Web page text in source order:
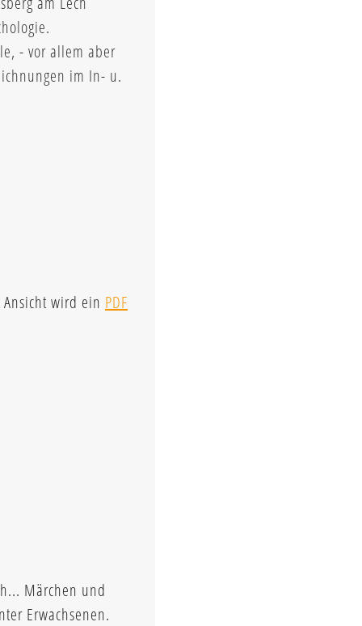
- vor allem aber
im In- u.
wird ein PDF
Märchen und
Erwachsenen.